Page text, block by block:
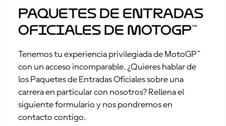
Paquetes de Entradas
Oficiales de MotoGP™
Tenemos tu experiencia privilegiada de MotoGP™
con un acceso incomparable. ¿Quieres hablar de
los Paquetes de Entradas Oficiales sobre una
carrera en particular con nosotros? Rellena el
siguiente formulario y nos pondremos en
contacto contigo.